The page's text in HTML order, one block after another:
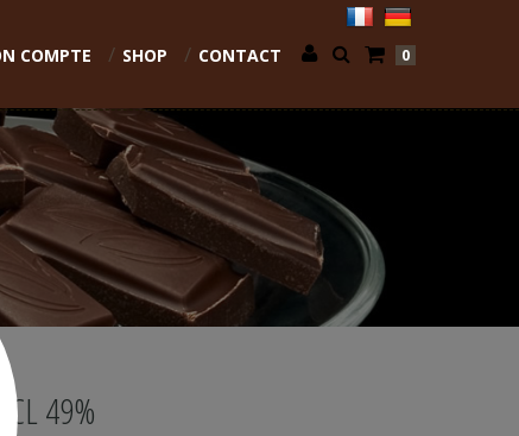
0
COMPTE SHOP CONTACT
49%